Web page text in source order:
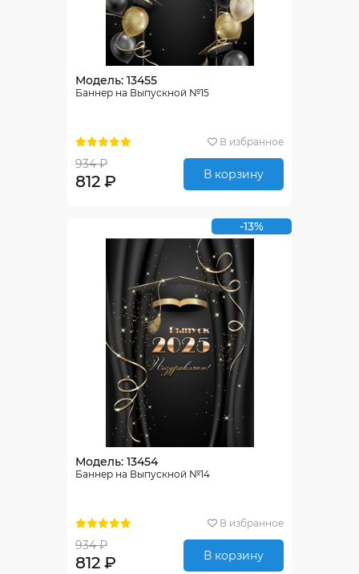
Модель: 13455
Баннер на Выпускной №15
В избранное
934 ₽
812 ₽ В корзину
-13%
Модель: 13454
Баннер на Выпускной №14
В избранное
934 ₽
812 ₽ В корзину